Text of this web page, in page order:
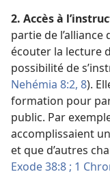
2. Accès à
partie de l’alliance
écouter la lecture
possibilité de
Nehémia 8:2, 8).
formation pour
public. Par
accomplissaient
et que d’autres
Exode 38:8 ; 1